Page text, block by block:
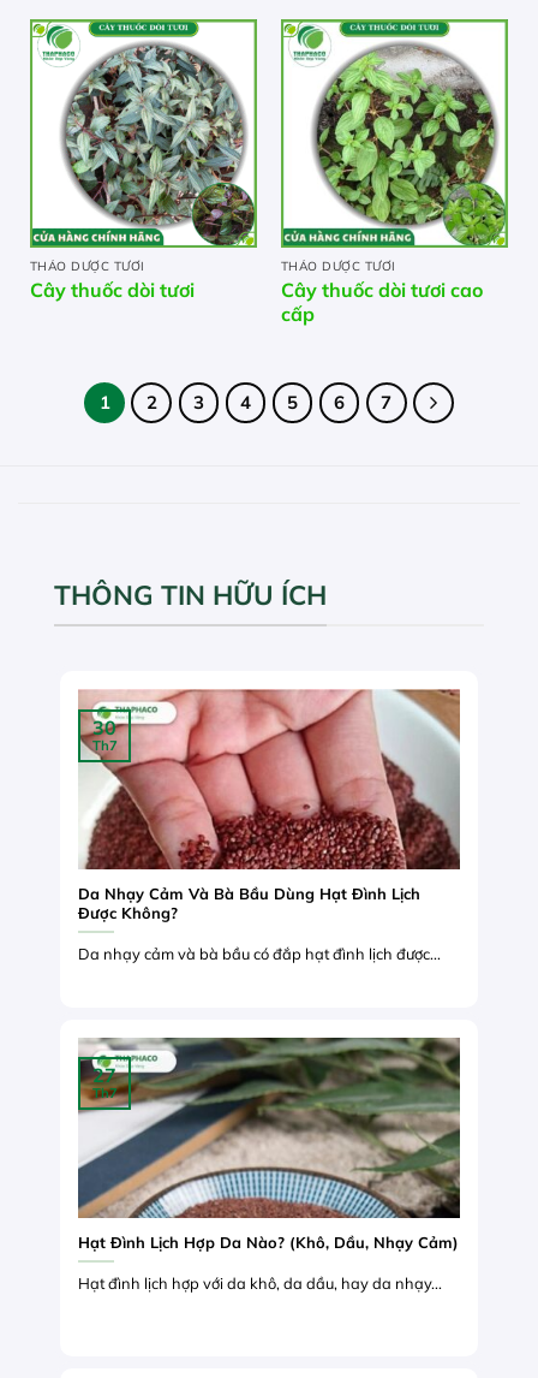
THẢO DƯỢC TƯƠI
Cây thuốc dòi tươi
THẢO DƯỢC TƯƠI
Cây thuốc dòi tươi cao
cấp
1 2 3 4 5 6 7
THÔNG TIN HỮU ÍCH
Da Nhạy Cảm Và Bà Bầu Dùng Hạt Đình Lịch
Được Không?
Da nhạy cảm và bà bầu có đắp hạt đình lịch được...
30
Th7
Hạt Đình Lịch Hợp Da Nào? (Khô, Dầu, Nhạy Cảm)
Hạt đình lịch hợp với da khô, da dầu, hay da nhạy...
27
Th7